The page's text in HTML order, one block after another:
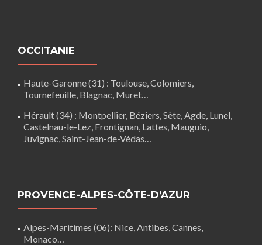
OCCITANIE
Haute-Garonne (31) : Toulouse, Colomiers,
Tournefeuille, Blagnac, Muret…
Hérault (34) : Montpellier, Béziers, Sète, Agde, Lunel,
Castelnau-le-Lez, Frontignan, Lattes, Mauguio,
Juvignac, Saint-Jean-de-Védas…
PROVENCE-ALPES-CÔTE-D’AZUR
Alpes-Maritimes (06): Nice, Antibes, Cannes,
Monaco…